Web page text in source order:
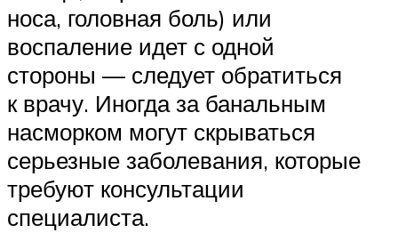
носа, головная боль) или
воспаление идет с одной
стороны — следует обратиться
к врачу. Иногда за банальным
насморком могут скрываться
серьезные заболевания, которые
требуют консультации
специалиста.